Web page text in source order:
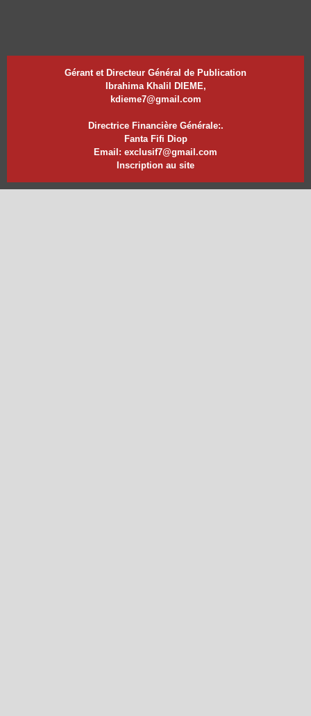
Gérant et Directeur Général de Publication
Ibrahima Khalil DIEME,
kdieme7@gmail.com
Directrice Financière Générale:.
Fanta Fifi Diop
Email: exclusif7@gmail.com
Inscription au site